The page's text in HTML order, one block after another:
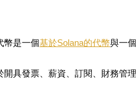
幣是一個基於Solana的代幣與一
具發票、薪資、訂閱、財務管